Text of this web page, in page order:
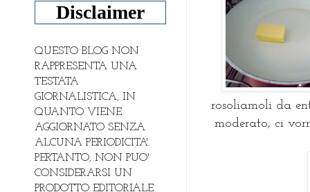
rosoliamoli da
moderato, ci
Disclaimer
QUESTO BLOG NON
RAPPRESENTA UNA
TESTATA
GIORNALISTICA, IN
QUANTO VIENE
AGGIORNATO SENZA
ALCUNA PERIODICITA'.
PERTANTO, NON PUO'
CONSIDERARSI UN
PRODOTTO EDITORIALE